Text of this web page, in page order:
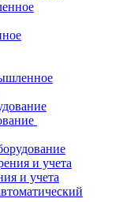
и учета